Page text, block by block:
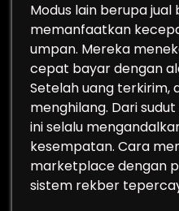
Modus lain berupa jual
memanfaatkan
umpan. Mereka
cepat bayar dengan
Setelah uang terkirim,
menghilang. Dari
ini selalu
kesempatan. Cara
marketplace dengan
sistem rekber